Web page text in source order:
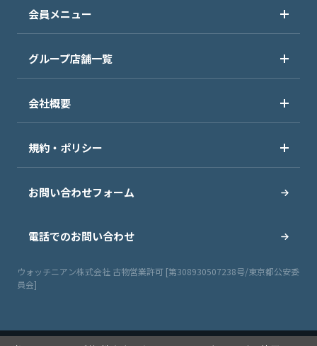
会員メニュー
グループ店舗一覧
会社概要
規約・ポリシー
お問い合わせフォーム
電話でのお問い合わせ
ウォッチニアン株式会社 古物営業許可 [第308930507238号/東京都公安委
員会]